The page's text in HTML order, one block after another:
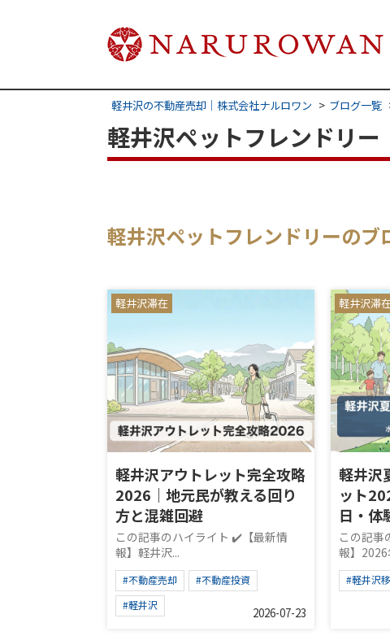
軽井沢の不動産売却｜株式会社ナルロワン ブログ一覧
軽井沢ペットフレンドリ
軽井沢ペットフレンドリーのブ
軽井沢滞在
軽井沢アウトレット完全攻略
2026｜地元民が教える回り
方と混雑回避
この記事のハイライト ✔️【最新情
報】軽井沢...
#不動産売却
#不動産投資
#軽井沢
2026-07-23
軽井沢滞
軽井沢
ット
日・体
この記事
報】2026
#軽井沢